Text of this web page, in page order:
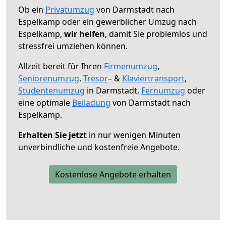
Ob ein Privatumzug von Darmstadt nach
Espelkamp oder ein gewerblicher Umzug nach
Espelkamp, wir helfen, damit Sie problemlos und
stressfrei umziehen können.
Allzeit bereit für Ihren Firmenumzug,
Seniorenumzug, Tresor– & Klaviertransport,
Studentenumzug in Darmstadt, Fernumzug oder
eine optimale Beiladung von Darmstadt nach
Espelkamp.
Erhalten Sie jetzt in nur wenigen Minuten
unverbindliche und kostenfreie Angebote.
Kostenlose Angebote erhalten